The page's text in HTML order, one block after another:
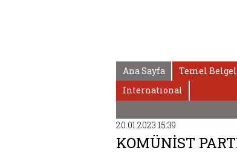
Ana Sayfa Temel
International
20.01.2023 15:39
KOMÜNİST